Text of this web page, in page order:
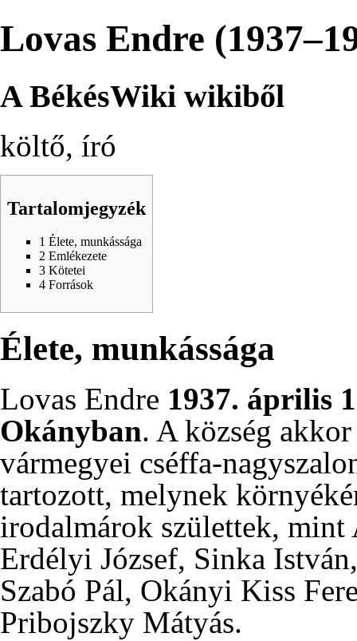
Lovas Endre
A BékésWiki wikiből
költő, író
Tartalomjegyzék
1 Élete, munkássága
2 Emlékezete
3 Kötetei
4 Források
Élete, munkássága
Lovas Endre 1937. április
Okányban. A község
vármegyei cséffa-
tartozott, melynek
irodalmárok születtek, mint
Erdélyi József, Sinka István
Szabó Pál, Okányi Kiss
Pribojszky Mátyás.